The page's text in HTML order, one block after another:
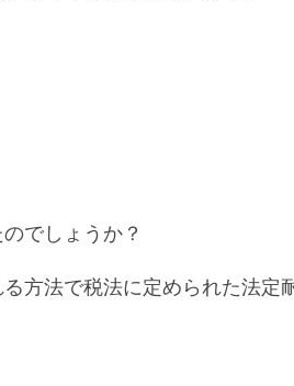
でしょうか？
方法で税法に定められた法定